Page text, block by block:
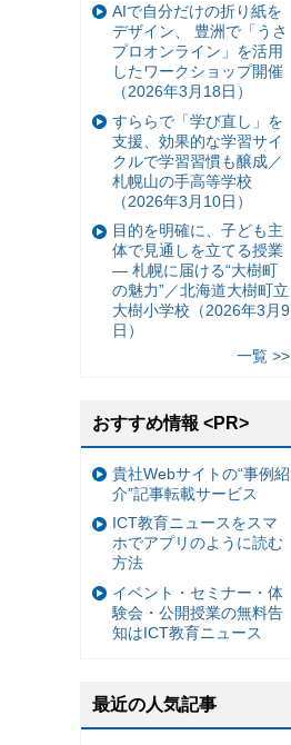
AIで自分だけの折り紙を
デザイン、 豊洲で「うさ
プロオンライン」を活用
したワークショップ開催
（2026年3月18日）
すららで「学び直し」を
支援、効果的な学習サイ
クルで学習習慣も醸成／
札幌山の手高等学校
（2026年3月10日）
目的を明確に、子ども主
体で見通しを立てる授業
— 札幌に届ける“大樹町
の魅力”／北海道大樹町立
大樹小学校（2026年3月9
日）
一覧 >>
おすすめ情報 <PR>
貴社Webサイトの“事例紹
介”記事転載サービス
ICT教育ニュースをスマ
ホでアプリのように読む
方法
イベント・セミナー・体
験会・公開授業の無料告
知はICT教育ニュース
最近の人気記事